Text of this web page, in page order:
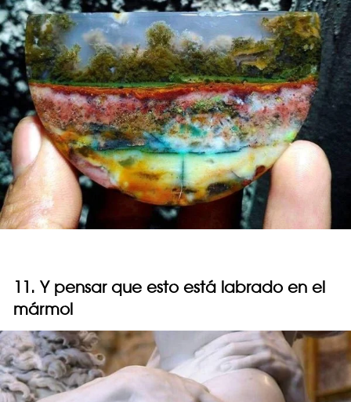
11. Y pensar que esto está labrado en el
mármol